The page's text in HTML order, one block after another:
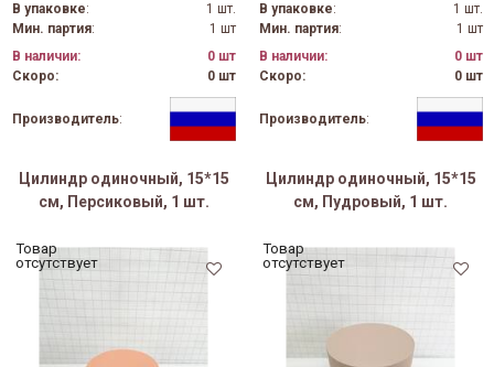
В упаковке:
1 шт.
Мин. партия:
1 шт
В наличии:
0 шт
Скоро:
0 шт
Производитель:
В упаковке:
1 шт.
Мин. партия:
1 шт
В наличии:
0 шт
Скоро:
0 шт
Производитель:
Цилиндр одиночный, 15*15
см, Персиковый, 1 шт.
Товар
отсутствует
Цилиндр одиночный, 15*15
см, Пудровый, 1 шт.
Товар
отсутствует